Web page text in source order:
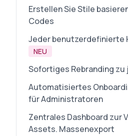
Erstellen Sie Stile
Codes
Jeder benutzerdefinierte
NEU
Sofortiges Rebranding zu
Automatisiertes
für Administratoren
Zentrales Dashboard zur
Assets. Massenexport